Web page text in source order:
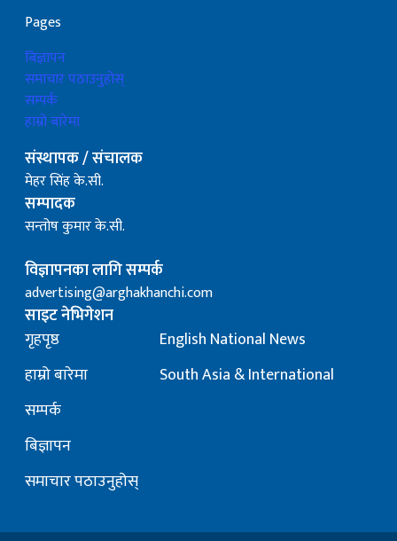
Pages
बिज्ञापन
समाचार पठाउनुहोस्
सम्पर्क
हाम्रो बारेमा
संस्थापक / संचालक
मेहर सिंह के.सी.
सम्पादक
सन्तोष कुमार के.सी.
विज्ञापनका लागि सम्पर्क
advertising@arghakhanchi.com
साइट नेभिगेशन
गृहपृष्ठ
हाम्रो बारेमा
सम्पर्क
बिज्ञापन
समाचार पठाउनुहोस्
English National News
South Asia & International